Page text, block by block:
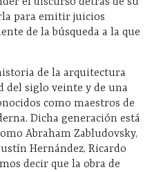
para emitir juicios
de la búsqueda a la que
de la arquitectura
del siglo veinte y de una
como maestros de
Dicha generación está
Abraham Zabludovsky,
Hernández, Ricardo
decir que la obra de